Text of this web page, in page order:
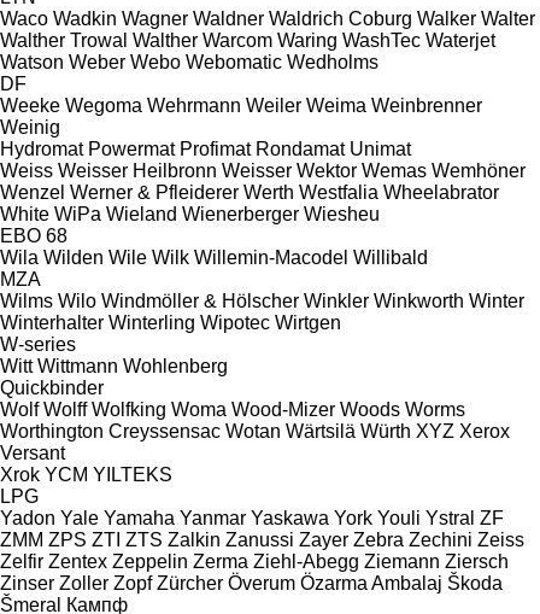
Waco Wadkin Wagner Waldner Waldrich Coburg Walker Walter
Walther Trowal Walther Warcom Waring WashTec Waterjet
Watson Weber Webo Webomatic Wedholms
DF
Weeke Wegoma Wehrmann Weiler Weima Weinbrenner
Weinig
Hydromat Powermat Profimat Rondamat Unimat
Weiss Weisser Heilbronn Weisser Wektor Wemas Wemhöner
Wenzel Werner & Pfleiderer Werth Westfalia Wheelabrator
White WiPa Wieland Wienerberger Wiesheu
EBO 68
Wila Wilden Wile Wilk Willemin-Macodel Willibald
MZA
Wilms Wilo Windmöller & Hölscher Winkler Winkworth Winter
Winterhalter Winterling Wipotec Wirtgen
W-series
Witt Wittmann Wohlenberg
Quickbinder
Wolf Wolff Wolfking Woma Wood-Mizer Woods Worms
Worthington Creyssensac Wotan Wärtsilä Würth XYZ Xerox
Versant
Xrok YCM YILTEKS
LPG
Yadon Yale Yamaha Yanmar Yaskawa York Youli Ystral ZF
ZMM ZPS ZTI ZTS Zalkin Zanussi Zayer Zebra Zechini Zeiss
Zelfir Zentex Zeppelin Zerma Ziehl-Abegg Ziemann Ziersch
Zinser Zoller Zopf Zürcher Överum Özarma Ambalaj Škoda
Šmeral
Кампф